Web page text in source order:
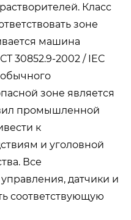
Класс
зоне
машина
30852.9-2002 / IEC
зоне является
промышленной
к
и уголовной
Все
датчики и
соответствующую